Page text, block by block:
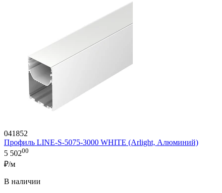
041852
Профиль LINE-S-5075-3000 WHITE (Arlight, Алюминий)
5 50200
₽/м
В наличии